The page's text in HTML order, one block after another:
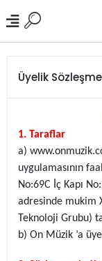
Üyelik
1. Taraflar
a)
uygulamasının
No:69C İç Kapı
adresinde mukim
Teknoloji Grubu)
b) On Müzik ’a